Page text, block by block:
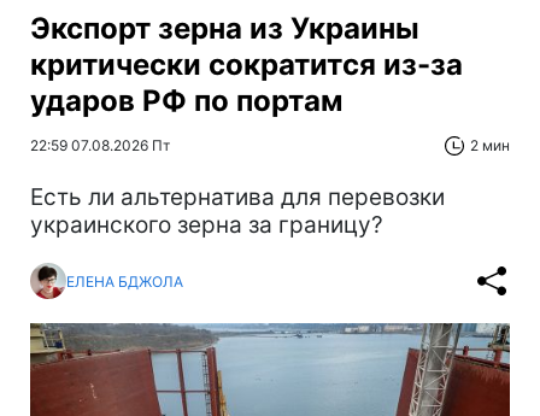
Экспорт зерна из Украины
критически сократится из-за
ударов РФ по портам
22:59 07.08.2026 Пт 2 мин
Есть ли альтернатива для перевозки
украинского зерна за границу?
ЕЛЕНА БДЖОЛА